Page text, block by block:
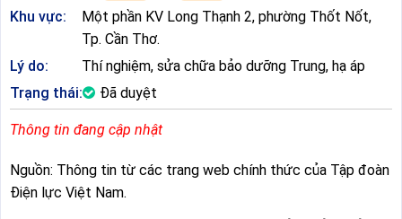
Khu vực:
Một phần KV Long Thạnh 2, phường Thốt Nốt,
Tp. Cần Thơ.
Lý do:
Thí nghiệm, sửa chữa bảo dưỡng Trung, hạ áp
Trạng thái:
Đã duyệt
Thông tin đang cập nhật
Nguồn: Thông tin từ các trang web chính thức của Tập đoàn
Điện lực Việt Nam.